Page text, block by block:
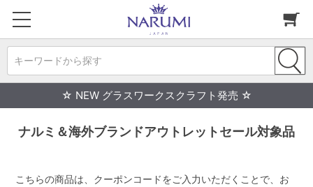
キーワードから探す
☆ NEW グラスワークスクラフト発売 ☆
ナルミ＆海外ブランドアウトレットセール対象品
こちらの商品は、クーポンコードをご入力いただくことで、お